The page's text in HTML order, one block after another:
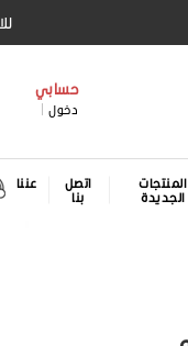
حسابي
دخول
المنتجات
الجديدة
اتصل
بنا
عننا